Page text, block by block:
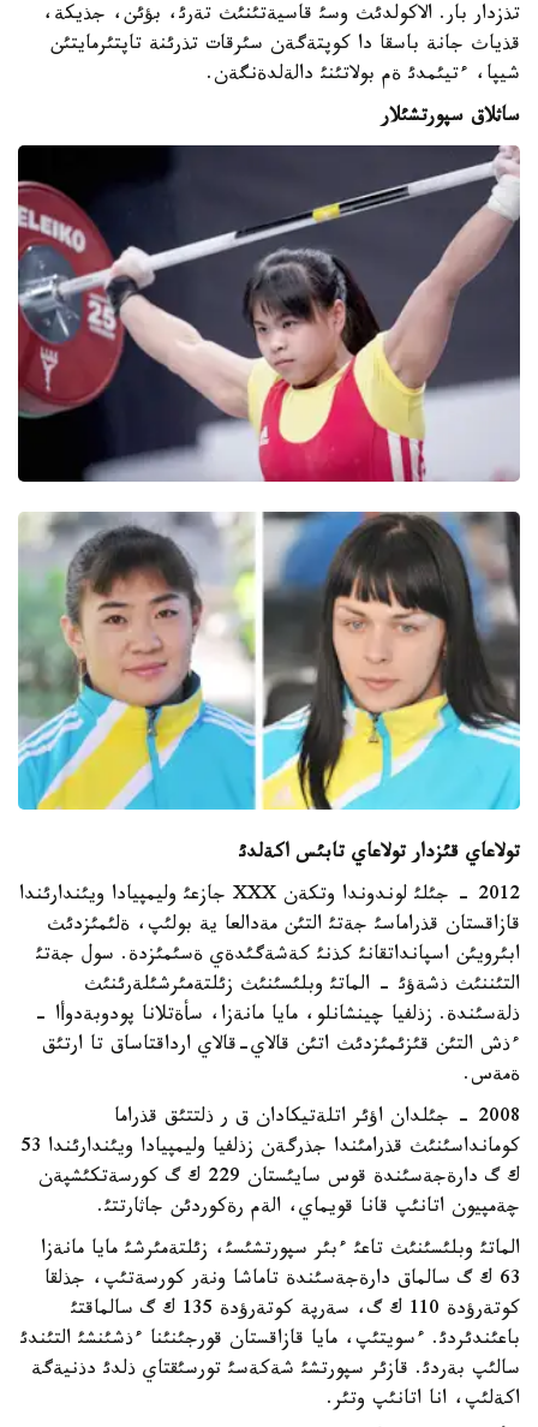
تذزدار بار. الاكولدئث وسئ قاسيةتئنئث تةرئ، بؤئن، جذيكة،
قذياث جانة باسقا دا كوپتةگةن سئرقات تذرئنة تاپتئرمايتئن
شيپا، ءتيئمدئ ةم بولاتئنئ دالةلدةنگةن.
ساثلاق سپورتشئلار
تولاعاي قئزدار تولاعاي تابئس اكةلدئ
2012 - جئلئ لوندوندا وتكةن XXX جازعئ وليمپيادا ويئندارئندا
قازاقستان قذراماسئ جةتئ التئن مةدالعا ية بولئپ، ةلئمئزدئث
ابئرويئن اسپانداتقانئ كذنئ كةشةگئدةي ةسئمئزدة. سول جةتئ
التئننئث ذشةؤئ - الماتئ وبلئسئنئث زئلتةمئرشئلةرئنئث
ذلةسئندة. زذلفيا چينشانلو، مايا مانةزا، سأةتلانا پودوبةدوأا -
ءذش التئن قئزئمئزدئث اتئن قالاي-قالاي ارداقتاساق تا ارتئق
ةمةس.
2008 - جئلدان اؤئر اتلةتيكادان ق ر ذلتتئق قذراما
كومانداسئنئث قذرامئندا جذرگةن زذلفيا وليمپيادا ويئندارئندا 53
ك گ دارةجةسئندة قوس سايئستان 229 ك گ كورسةتكئشپةن
چةمپيون اتانئپ قانا قويماي، الةم رةكوردئن جاثارتتئ.
الماتئ وبلئسئنئث تاعئ ءبئر سپورتشئسئ، زئلتةمئرشئ مايا مانةزا
63 ك گ سالماق دارةجةسئندة تاماشا ونةر كورسةتئپ، جذلقا
كوتةرؤدة 110 ك گ، سةرپة كوتةرؤدة 135 ك گ سالماقتئ
باعئندئردئ. ءسويتئپ، مايا قازاقستان قورجئنئنا ءذشئنشئ التئندئ
سالئپ بةردئ. قازئر سپورتشئ شةكةسئ تورسئقتاي ذلدئ دذنيةگة
اكةلئپ، انا اتانئپ وتئر.